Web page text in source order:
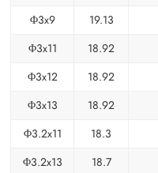
Φ3x9
19.13
Φ3x11
18.92
Φ3x12
18.92
Φ3x13
18.92
Φ3.2x11
18.3
Φ3.2x13
18.7